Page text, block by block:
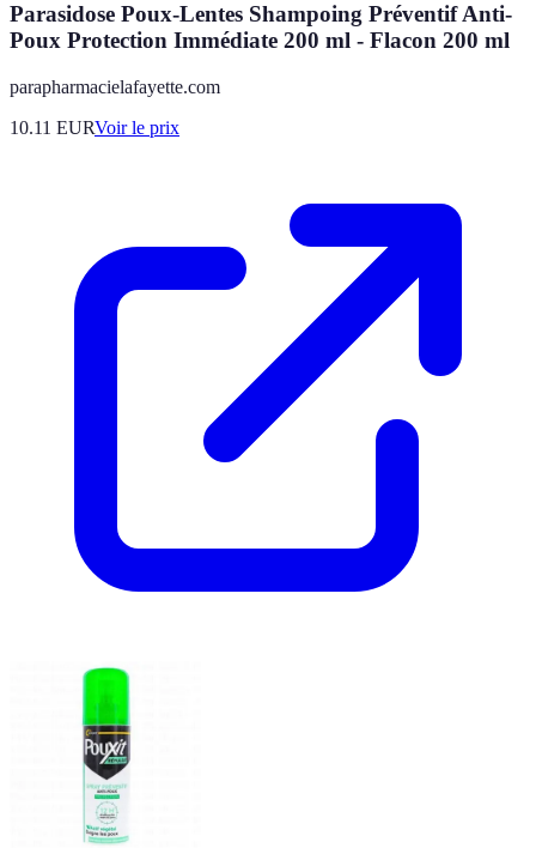
Parasidose Poux-Lentes Shampoing Préventif Anti-
Poux Protection Immédiate 200 ml - Flacon 200 ml
parapharmacielafayette.com
10.11 EURVoir le prix